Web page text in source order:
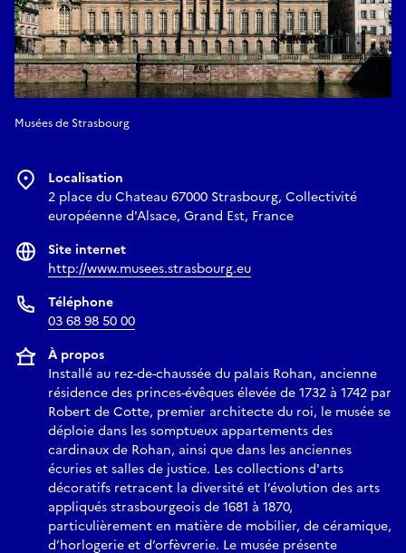
Musées de Strasbourg
Localisation
2 place du Chateau 67000 Strasbourg, Collectivité
européenne d'Alsace, Grand Est, France
Site internet
http://www.musees.strasbourg.eu
Téléphone
03 68 98 50 00
À propos
Installé au rez-de-chaussée du palais Rohan, ancienne
résidence des princes-évêques élevée de 1732 à 1742 par
Robert de Cotte, premier architecte du roi, le musée se
déploie dans les somptueux appartements des
cardinaux de Rohan, ainsi que dans les anciennes
écuries et salles de justice. Les collections d'arts
décoratifs retracent la diversité et l’évolution des arts
appliqués strasbourgeois de 1681 à 1870,
particulièrement en matière de mobilier, de céramique,
d’horlogerie et d’orfèvrerie. Le musée présente